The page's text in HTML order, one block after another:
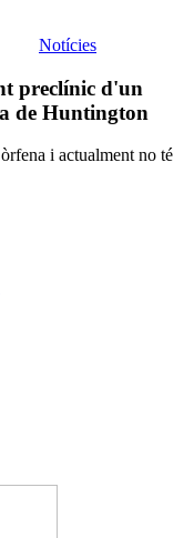
Notícies
preclínic d'un
de Huntington
i actualment no té